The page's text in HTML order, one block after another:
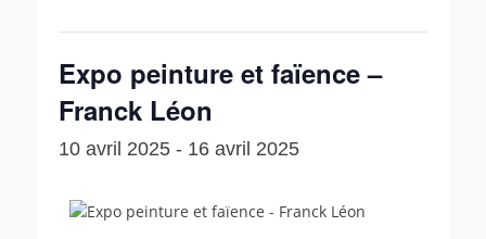
Expo peinture et faïence –
Franck Léon
10 avril 2025 - 16 avril 2025